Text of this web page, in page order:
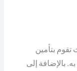
تقوم بتأمين
بالإضافة إلى